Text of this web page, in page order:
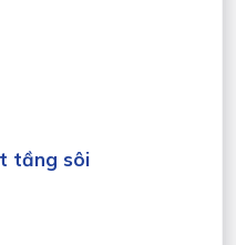
tầng sôi